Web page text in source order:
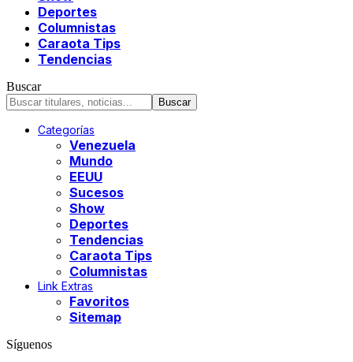
Deportes
Columnistas
Caraota Tips
Tendencias
Buscar
Categorías
Venezuela
Mundo
EEUU
Sucesos
Show
Deportes
Tendencias
Caraota Tips
Columnistas
Link Extras
Favoritos
Sitemap
Síguenos